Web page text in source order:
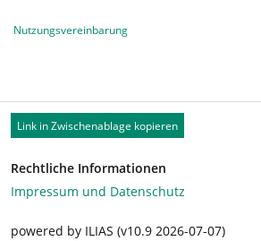
Nutzungsvereinbarung
Link in Zwischenablage kopieren
Rechtliche Informationen
Impressum und Datenschutz
powered by ILIAS (v10.9 2026-07-07)